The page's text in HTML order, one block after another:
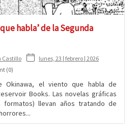
habla’ de la Segunda
Castillo
lunes, 23 | febrero | 2026
(0)
Okinawa, el viento que habla de
Books. Las novelas gráficas
formatos) llevan años tratando de